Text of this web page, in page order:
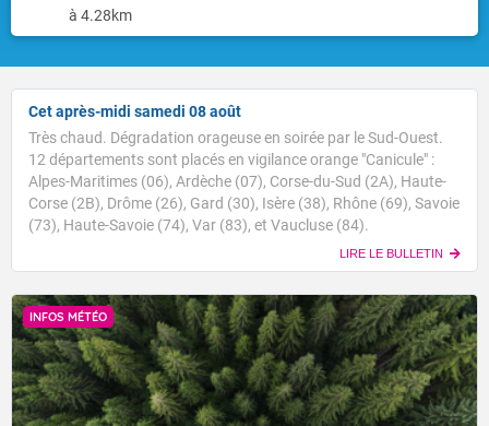
à 4.28km
Cet après-midi samedi 08 août
Très chaud. Dégradation orageuse en soirée par le Sud-Ouest.
12 départements sont placés en vigilance orange "Canicule" :
Alpes-Maritimes (06), Ardèche (07), Corse-du-Sud (2A), Haute-
Corse (2B), Drôme (26), Gard (30), Isère (38), Rhône (69), Savoie
(73), Haute-Savoie (74), Var (83), et Vaucluse (84).
LIRE LE BULLETIN
INFOS MÉTÉO